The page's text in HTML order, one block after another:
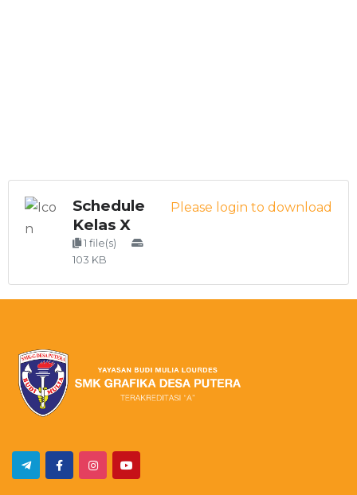
Schedule
Kelas X
1 file(s)
103 KB
Please login to download